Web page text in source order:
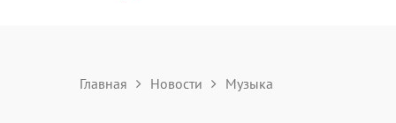
Главная Новости Музыка